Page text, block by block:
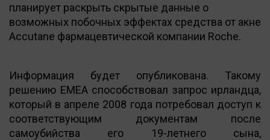
планирует раскрыть скрытые данные о
возможных побочных эффектах средства от акне
Accutane фармацевтической компании Roche.
Информация будет опубликована. Такому
решению EMEA способствовал запрос ирландца,
который в апреле 2008 года потребовал доступ к
соответствующим документам после
самоубийства его 19-летнего сына,